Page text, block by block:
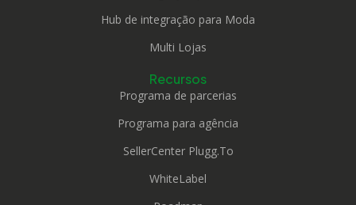
Hub de integração para Moda
Multi Lojas
Recursos
Programa de parcerias
Programa para agência
SellerCenter Plugg.To
WhiteLabel